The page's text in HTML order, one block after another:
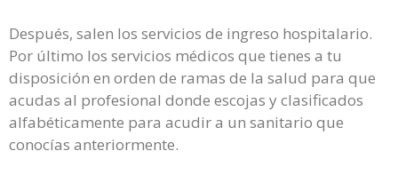
Después, salen los servicios de ingreso hospitalario.
Por último los servicios médicos que tienes a tu
disposición en orden de ramas de la salud para que
acudas al profesional donde escojas y clasificados
alfabéticamente para acudir a un sanitario que
conocías anteriormente.